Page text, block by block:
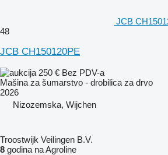
JCB
48
JCB CH150120PE
250 € Bez PDV-a
Mašina za šumarstvo - drobilica za drvo
2026
Nizozemska, Wijchen
Troostwijk Veilingen B.V.
8 godina na Agroline